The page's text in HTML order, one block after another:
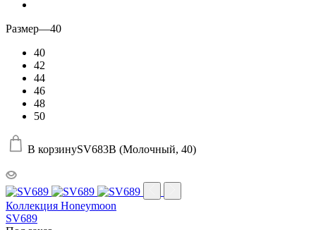
Размер—40
40
42
44
46
48
50
В корзинуSV683B (Молочный, 40)
Коллекция Honeymoon
SV689